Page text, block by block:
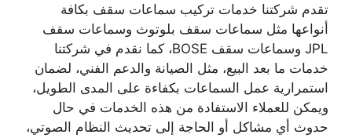
تقدم شركتنا خدمات تركيب سماعات سقف بكافة
أنواعها مثل سماعات سقف بلوتوث وسماعات سقف
JPL وسماعات سقف BOSE، كما نقدم في شركتنا
خدمات ما بعد البيع، مثل الصيانة والدعم الفني، لضمان
استمرارية عمل السماعات بكفاءة على المدى الطويل،
ويمكن للعملاء الاستفادة من هذه الخدمات في حال
حدوث أي مشاكل أو الحاجة إلى تحديث النظام الصوتي،